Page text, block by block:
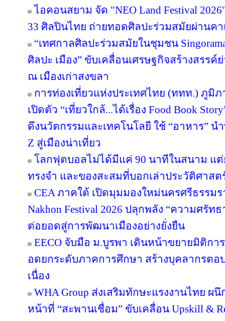
ไอคอนสยาม จัด "NEO Land Festival
33 ศิลปินไทย ถ่ายทอดศิลปะร่วมสมัยผ่านคา
“เทศกาลศิลปะร่วมสมัยในชุมชน
ศิลปะ เมือง” ขับเคลื่อนเศรษฐกิจสร้างสรรค์
ณ เมืองเก่าสงขลา
การท่องเที่ยวแห่งประเทศไทย (ททท.) ภูมิ
เปิดตัว “เที่ยวใกล้...ได้เรื่อง Food Book
ดึงนวัตกรรมและเทคโนโลยี ใช้ “อาหาร” นำ
Z สู่เมืองน่าเที่ยว
โลกฟุตบอลไม่ได้มีแค่ 90 นาทีในสนาม แต่
ทรงจำ และของสะสมที่บอกเล่าประวัติศาส
CEA ภาคใต้ เปิดมุมมองใหม่นครศรีธรรมร
Nakhon Festival 2026 ปลุกพลัง “ความศรัท
ต่อยอดสู่การพัฒนาเมืองอย่างยั่งยืน
EECO จับมือ ม.บูรพา เดินหน้าขยายมิติก
อดยกระดับภาคการศึกษา สร้างบุคลากรต
เนื่อง
WHA Group ส่งเสริมทักษะแรงงานไทย ผ
หน้าที่ “สะพานเชื่อม” ขับเคลื่อน Upskill &